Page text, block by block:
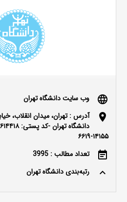
language وب سایت دانشگاه تهران
location_on
۱۴۱۵۵-۶۶۱۹
event_note تعداد مطالب : 3995
keyboard_arrow_up رتبه‌بندی دانشگاه تهران